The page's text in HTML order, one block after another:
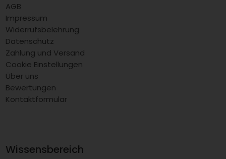
AGB
Impressum
Widerrufsbelehrung
Datenschutz
Zahlung und Versand
Cookie Einstellungen
Über uns
Bewertungen
Kontaktformular
Wissensbereich